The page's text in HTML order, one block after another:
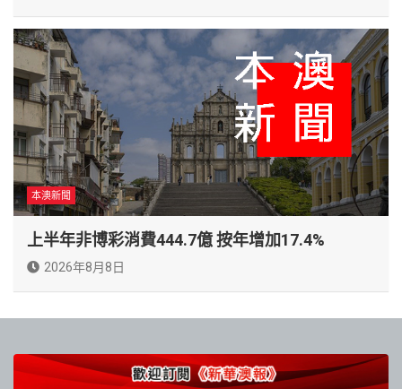
本澳新聞
上半年非博彩消費444.7億 按年增加17.4%
2026年8月8日